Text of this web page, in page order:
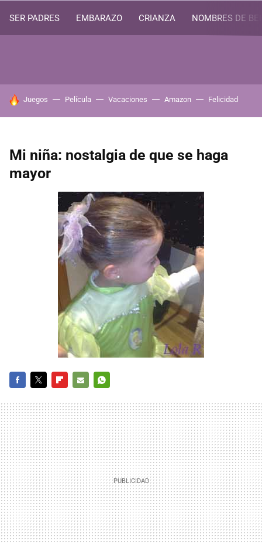
SER PADRES EMBARAZO CRIANZA NOMBRES DE
HOY SE HABLA DE
Juegos Película Vacaciones Amazon Felicidad
Mi niña: nostalgia de que se haga
mayor
MAIL